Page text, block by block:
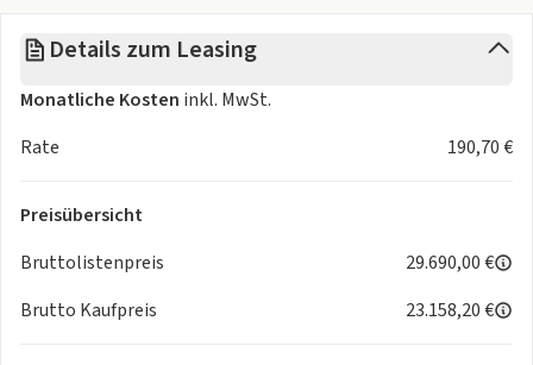
Fahrassistenz-System: Aktiver Notbrems-Assistent (Active
Fahrassistenz-System: Aktiver Notbrems-Assistent (Active
Safety Brake)
Fahrassistenz-System: Auffahrwarnsystem mit
Bremsfunktion
Fahrassistenz-System: Kollisionswarnsystem
Details zum Leasing
Monatliche Kosten inkl. MwSt.
Rate
190,70 €
Preisübersicht
Bruttolistenpreis
29.690,00 €
Brutto Kaufpreis
23.158,20 €